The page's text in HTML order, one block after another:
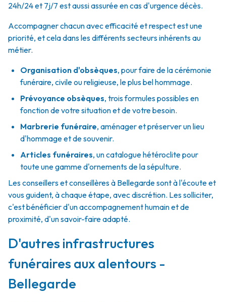
24h/24 et 7j/7 est aussi assurée en cas d'urgence décès.
Accompagner chacun avec efficacité et respect est une
priorité, et cela dans les différents secteurs inhérents au
métier.
Organisation d'obsèques, pour faire de la cérémonie
funéraire, civile ou religieuse, le plus bel hommage.
Prévoyance obsèques, trois formules possibles en
fonction de votre situation et de votre besoin.
Marbrerie funéraire, aménager et préserver un lieu
d'hommage et de souvenir.
Articles funéraires, un catalogue hétéroclite pour
toute une gamme d'ornements de la sépulture.
Les conseillers et conseillères à Bellegarde sont à l'écoute et
vous guident, à chaque étape, avec discrétion. Les solliciter,
c'est bénéficier d'un accompagnement humain et de
proximité, d'un savoir-faire adapté.
D'autres infrastructures
funéraires aux alentours -
Bellegarde